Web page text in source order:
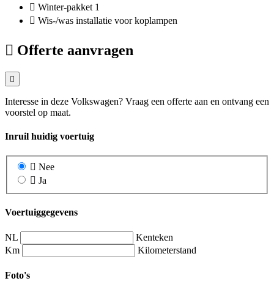
Winter-pakket 1
Wis-/was installatie voor koplampen
Offerte aanvragen
Interesse in deze Volkswagen? Vraag een offerte aan en ontvang een
voorstel op maat.
Inruil huidig voertuig
Nee
Ja
Voertuiggegevens
NL
Kenteken
Km
Kilometerstand
Foto's